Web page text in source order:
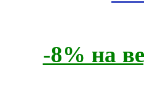
-8% на